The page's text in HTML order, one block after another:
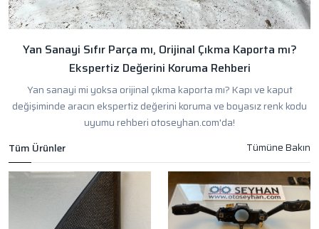
Yan Sanayi Sıfır Parça mı, Orijinal Çıkma Kaporta mı?
Ekspertiz Değerini Koruma Rehberi
Yan sanayi mi yoksa orijinal çıkma kaporta mı? Kapı ve kaput
değişiminde aracın ekspertiz değerini koruma ve boyasız renk kodu
uyumu rehberi otoseyhan.com'da!
Tüm Ürünler